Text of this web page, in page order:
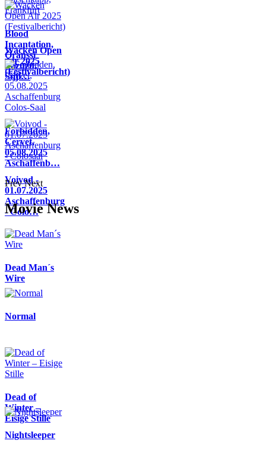
Blood
Incantation,
Oranssi
Pazuzu,
Sijji…
Wacken Open
Air 2025
(Festivalbericht)
Forbidden,
Cervet,
05.08.2025
Aschaffenb…
Voivod -
01.07.2025
Aschaffenburg
- Colo…
Prev Next
Movie News
Dead Man´s
Wire
Normal
Dead of
Winter –
Eisige Stille
Nightsleeper